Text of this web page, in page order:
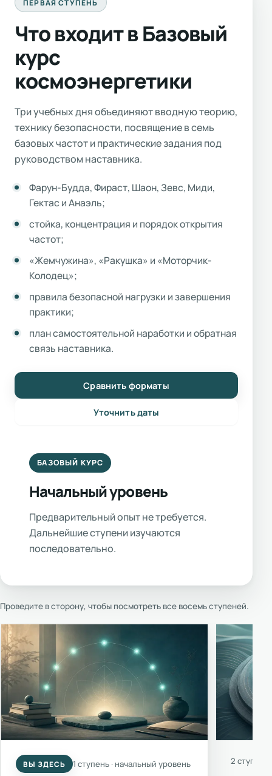
ПЕРВАЯ СТУПЕНЬ
Что входит в Базовый
курс
космоэнергетики
Три учебных дня объединяют вводную теорию,
технику безопасности, посвящение в семь
базовых частот и практические задания под
руководством наставника.
Фарун-Будда, Фираст, Шаон, Зевс, Миди,
Гектас и Анаэль;
стойка, концентрация и порядок открытия
частот;
«Жемчужина», «Ракушка» и «Моторчик-
Колодец»;
правила безопасной нагрузки и завершения
практики;
план самостоятельной наработки и обратная
связь наставника.
Сравнить форматы
Уточнить даты
БАЗОВЫЙ КУРС
Начальный уровень
Предварительный опыт не требуется.
Дальнейшие ступени изучаются
последовательно.
Проведите в сторону, чтобы посмотреть все восемь ступеней.
ВЫ ЗДЕСЬ 1 ступень · начальный уровень 2 ступень